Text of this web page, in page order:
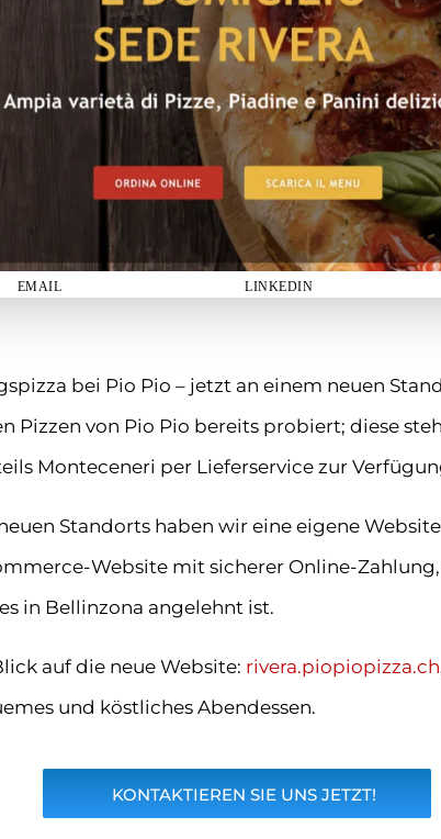
EMAIL LINKEDIN
bei Pio Pio – jetzt an einem neuen
Pizzen von Pio Pio bereits probiert; diese
Monteceneri per Lieferservice zur
Standorts haben wir eine eigene
Website mit sicherer Online-
in Bellinzona angelehnt ist.
auf die neue Website: rivera.piopiopizza.ch
und köstliches Abendessen.
KONTAKTIEREN SIE UNS JETZT!